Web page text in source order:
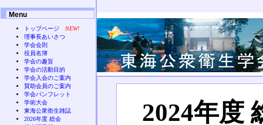
2024年度
Menu
トップページ
NEW!
理事長あいさつ
学会会則
役員名簿
学会の趣旨
学会の活動目的
学会入会のご案内
賛助会員のご案内
学会パンフレット
学術大会
東海公衆衛生雑誌
2026年度 総会